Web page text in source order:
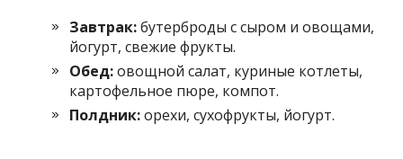
Завтрак:бутерброды с сыром и овощами,
йогурт, свежие фрукты.
Обед:овощной салат, куриные котлеты,
картофельное пюре, компот.
Полдник:орехи, сухофрукты, йогурт.